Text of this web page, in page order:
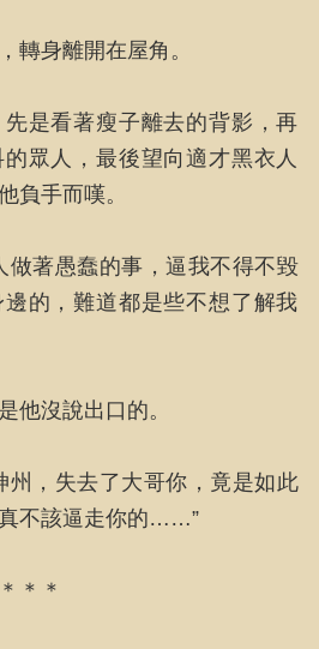
轉身離開在屋角。
是看著瘦子離去的背影，再
眾人，最後望向適才黑衣人
負手而嘆。
做著愚蠢的事，逼我不得不毀
的，難道都是些不想了解我
他沒說出口的。
州，失去了大哥你，竟是如此
不該逼走你的……”
＊＊